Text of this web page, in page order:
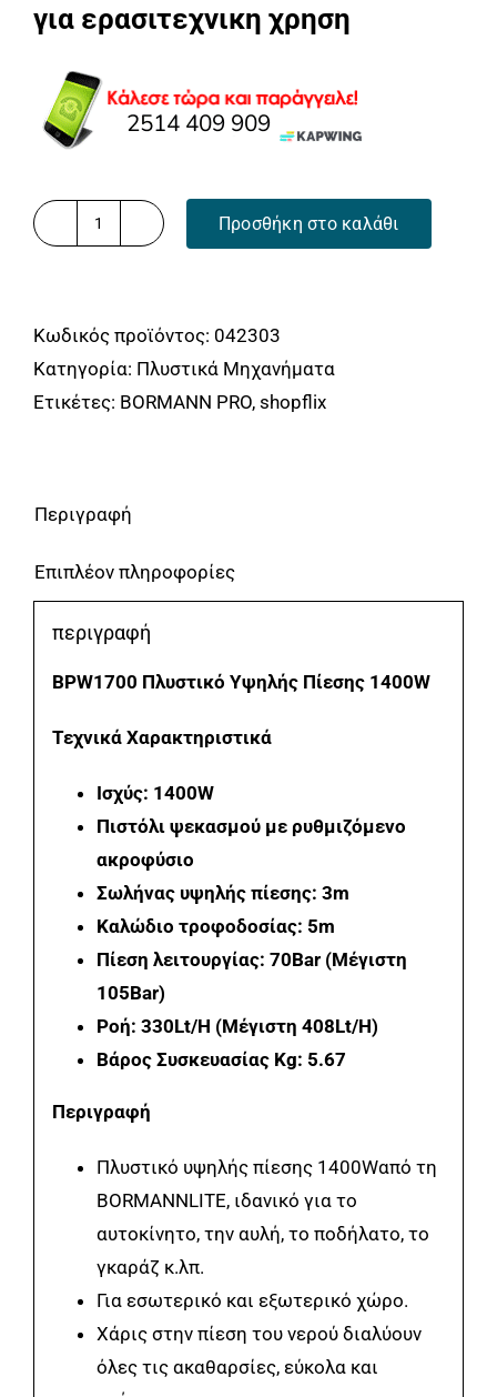
για ερασιτεχνικη χρηση
BORMANN
Υψηλής
Πίεσης
1400W
Προσθήκη στο καλάθι
Κωδικός προϊόντος: 042303
Κατηγορία: Πλυστικά Μηχανήματα
Ετικέτες: BORMANN PRO, shopflix
Περιγραφή
Επιπλέον πληροφορίες
περιγραφή
BPW1700 Πλυστικό Υψηλής Πίεσης 1400W
Τεχνικά Χαρακτηριστικά
Ισχύς: 1400W
Πιστόλι ψεκασμού με ρυθμιζόμενο
ακροφύσιο
Σωλήνας υψηλής πίεσης: 3m
Καλώδιο τροφοδοσίας: 5m
Πίεση λειτουργίας: 70Bar (Μέγιστη
105Bar)
Ροή: 330Lt/H (Μέγιστη 408Lt/H)
Βάρος Συσκευασίας Kg: 5.67
Περιγραφή
Πλυστικό υψηλής πίεσης 1400Wαπό τη
BORMANNLITE, ιδανικό για το
αυτοκίνητο, την αυλή, το ποδήλατο, το
γκαράζ κ.λπ.
Για εσωτερικό και εξωτερικό χώρο.
Χάρις στην πίεση του νερού διαλύουν
όλες τις ακαθαρσίες, εύκολα και